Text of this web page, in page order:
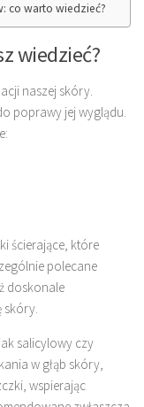
co warto wiedzieć?
wiedzieć?
naszej skóry.
poprawy jej wyglądu.
ścierające, które
polecane
doskonale
skóry.
salicylowy czy
w głąb skóry,
wspierając